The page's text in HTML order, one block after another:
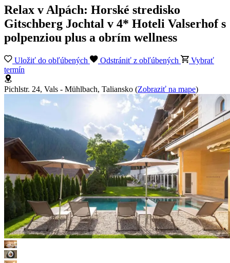
Relax v Alpách: Horské stredisko
Gitschberg Jochtal v 4* Hoteli Valserhof s
polpenziou plus a obrím wellness
Uložiť do obľúbených Odstrániť z obľúbených
Vybrať
termín
Pichlstr. 24, Vals - Mühlbach, Taliansko (Zobraziť na mape)